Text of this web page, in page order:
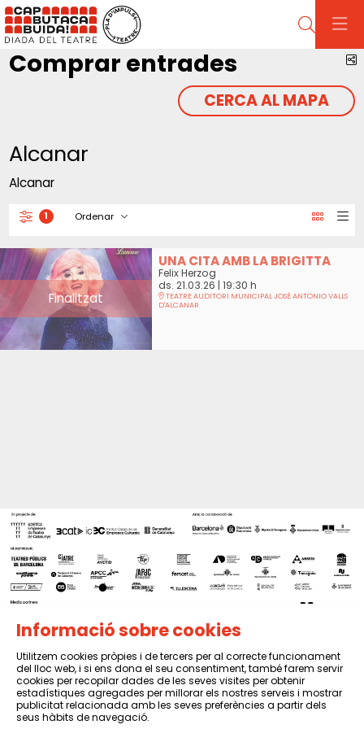
Cerca
Comprar entrades
CERCA AL MAPA
Alcanar
Alcanar
Filtrar
1 Ordenar
Finalitzat
UNA CITA AMB LA BRIGITTA
Felix Herzog
ds. 21.03.26 | 19:30 h
TEATRE AUDITORI MUNICIPAL JOSÉ ANTONIO VALLS
D'ALCANAR
Sitemap | Avís Legal | Política de privacitat | Contactar
Informació sobre cookies
Utilitzem cookies pròpies i de tercers per al correcte funcionament
del lloc web, i si ens dona el seu consentiment, també farem servir
cookies per recopilar dades de les seves visites per obtenir
estadístiques agregades per millorar els nostres serveis i mostrar
publicitat relacionada amb les seves preferències a partir dels
seus hàbits de navegació.